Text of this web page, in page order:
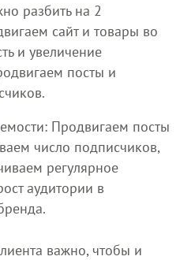
разбить на 2
сайт и товары во
и увеличение
посты и
Продвигаем посты
число подписчиков,
регулярное
аудитории в
важно, чтобы и